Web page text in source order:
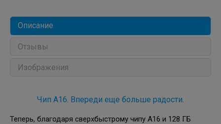
Описание
Отзывы
Изображения
Чип A16. Впереди еще больше радости.
Теперь, благодаря сверхбыстрому чипу A16 и 128 ГБ